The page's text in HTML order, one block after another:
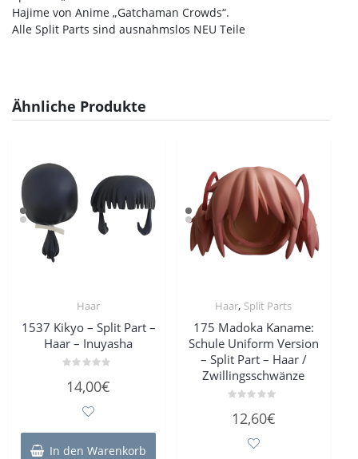
Hajime von Anime „Gatchaman Crowds“.
Alle Split Parts sind ausnahmslos NEU Teile
Ähnliche Produkte
Haar
1537 Kikyo – Split Part –
Haar – Inuyasha
mit
14,00€
In den Warenkorb
Haar, Split Parts
175 Madoka Kaname:
Schule Uniform Version
– Split Part – Haar /
Zwillingsschwänze
mit
12,60€